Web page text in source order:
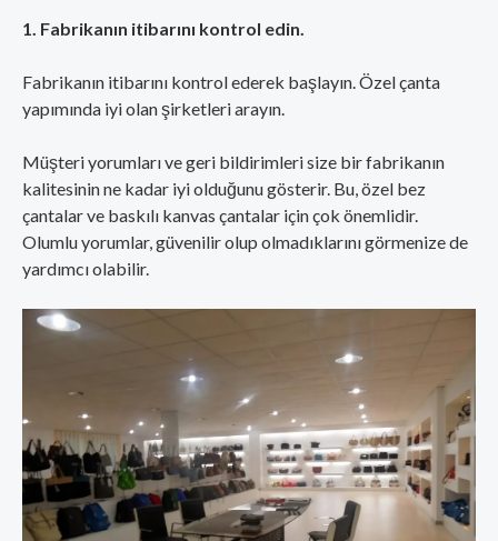
1. Fabrikanın itibarını kontrol edin.
Fabrikanın itibarını kontrol ederek başlayın. Özel çanta
yapımında iyi olan şirketleri arayın.
Müşteri yorumları ve geri bildirimleri size bir fabrikanın
kalitesinin ne kadar iyi olduğunu gösterir. Bu, özel bez
çantalar ve baskılı kanvas çantalar için çok önemlidir.
Olumlu yorumlar, güvenilir olup olmadıklarını görmenize de
yardımcı olabilir.